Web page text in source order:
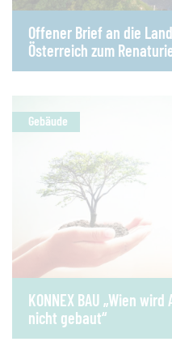
Offener Brief an die
Österreich zum
Gebäude
KONNEX BAU „Wien
nicht gebaut“